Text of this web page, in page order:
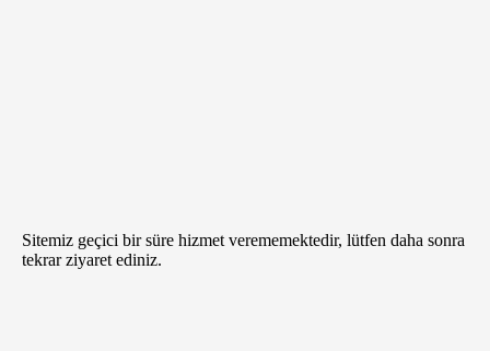
Sitemiz geçici bir süre hizmet verememektedir, lütfen daha sonra
tekrar ziyaret ediniz.